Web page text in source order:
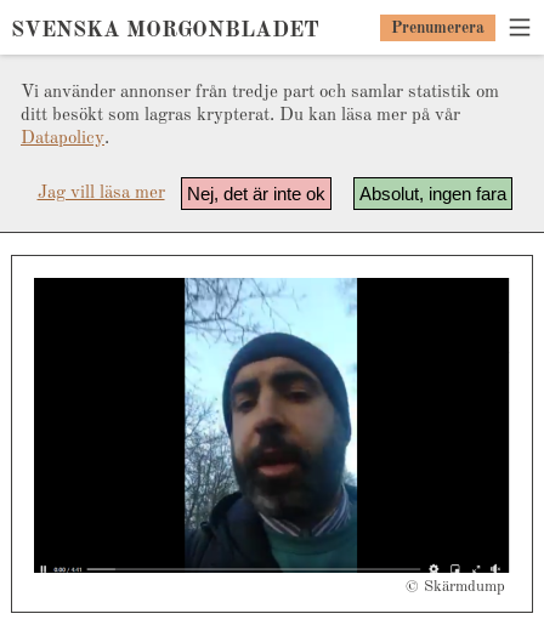
Vi använder annonser från tredje part och samlar statistik om
ditt besökt som lagras krypterat. Du kan läsa mer på vår
Datapolicy.
Absolut, ingen fara
Nej, det är inte ok
Jag vill läsa mer
SVENSKA MORGONBLADET Prenumerera
© Skärmdump